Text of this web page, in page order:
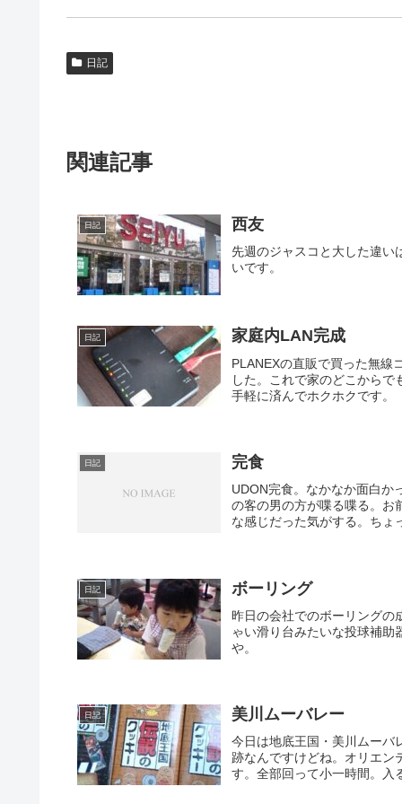
日記
関連記事
日記 西友
先週のジャスコと大した違い
いです。
日記 家庭内LAN完成
PLANEXの直販で買った無線
した。これで家のどこから
手軽に済んでホクホクです。
日記 完食
UDON完食。なかなか面白か
の客の男の方が喋る喋る。お
な感じだった気がする。ちょ
日記 ボーリング
昨日の会社でのボーリングの
ゃい滑り台みたいな投球補
や。
日記 美川ムーバレー
今日は地底王国・美川ムーバ
跡なんですけどね。オリエン
す。全部回って小一時間。入